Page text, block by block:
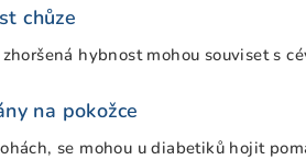
chůze
hybnost mohou souviset s
na pokožce
se mohou u diabetiků hojit